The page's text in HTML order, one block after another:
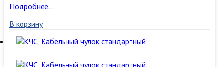
КЧС20/2
чулок
стандартный,
⌀10-
L=900мм,
Подробнее…
В корзину